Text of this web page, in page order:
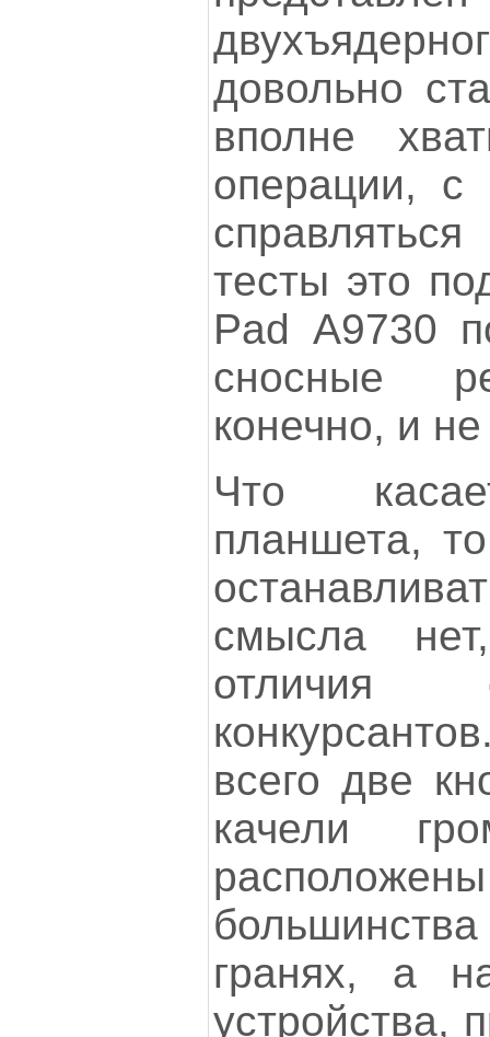
довольно
вполне
операции, с
тесты это
Pad А9730
сносные
конечно, и
Что
планшета,
смысла
отличия
всего две
качели
гранях, а
устройства,